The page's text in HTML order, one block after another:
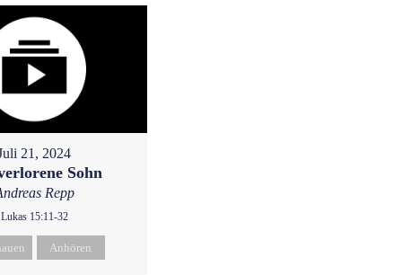
21, 2024
Sohn
Repp
Lukas 15:11-32
Anhören